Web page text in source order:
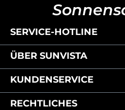
SERVICE-HOTLINE
ÜBER SUNVISTA
KUNDENSERVICE
RECHTLICHES